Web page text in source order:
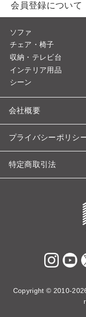
会員登録について
会社概要
プライバシーポリシ
特定商取引法
ソファ
チェア・椅子
収納・テレビ台
インテリア用品
シーン
Copyright © 2010-